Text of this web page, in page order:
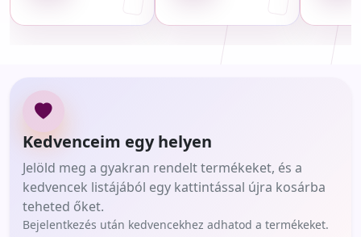
Kedvenceim egy helyen
Jelöld meg a gyakran rendelt termékeket, és a
kedvencek listájából egy kattintással újra kosárba
teheted őket.
Bejelentkezés után kedvencekhez adhatod a termékeket.